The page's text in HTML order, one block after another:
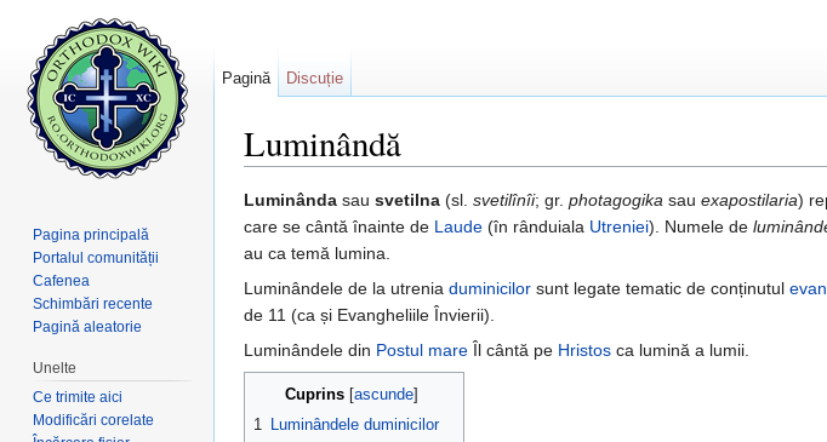
Luminândă
Luminânda sau svetilna (sl. svetilînîi; gr. photagogika sau exapostilaria)
care se cântă înainte de Laude (în rânduiala Utreniei). Numele de
au ca temă lumina.
Luminândele de la utrenia duminicilor sunt legate tematic de conținutul
de 11 (ca și Evangheliile Învierii).
Luminândele din Postul mare Îl cântă pe Hristos ca lumină a lumii.
Cuprins ascunde
1 Luminândele duminicilor
Pagină Discuție
Pagina principală
Portalul comunității
Cafenea
Schimbări recente
Pagină aleatorie
Unelte
Ce trimite aici
Modificări corelate